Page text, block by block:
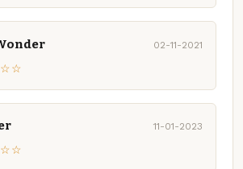
02-11-2021
11-01-2023